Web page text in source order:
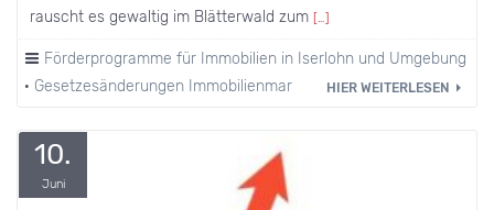
rauscht es gewaltig im Blätterwald zum […]
Förderprogramme für Immobilien in Iserlohn und Umgebung
· Gesetzesänderungen Immobilienmarkt HIER WEITERLESEN
10.
Juni